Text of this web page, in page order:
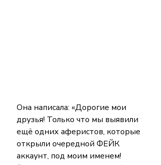
Она написала: «Дорогие мои
друзья! Только что мы выявили
ещё одних аферистов, которые
открыли очередной ФЕЙК
аккаунт, под моим именем!